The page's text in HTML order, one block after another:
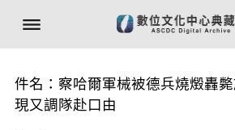
件名：察哈爾軍械被德兵燒燬轟
現又調隊赴口由